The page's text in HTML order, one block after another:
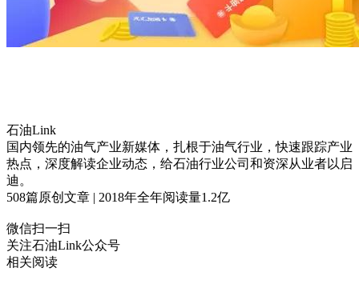
石油Link
国内领先的油气产业新媒体，扎根于油气行业，快速跟踪产业
热点，深度解读企业动态，给石油行业公司和资深从业者以启
迪。
508篇原创文章 | 2018年全年阅读量1.2亿
微信扫一扫
关注石油Link公众号
相关阅读